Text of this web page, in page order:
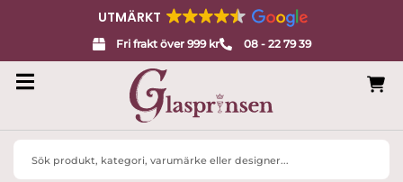
UTMÄRKT
Fri frakt över 999 kr 08 - 22 79 39
Search